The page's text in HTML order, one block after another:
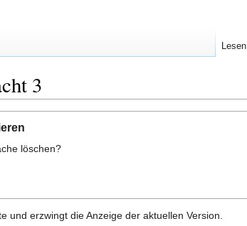
3
löschen?
und erzwingt die Anzeige der aktuellen Version.
Lesen